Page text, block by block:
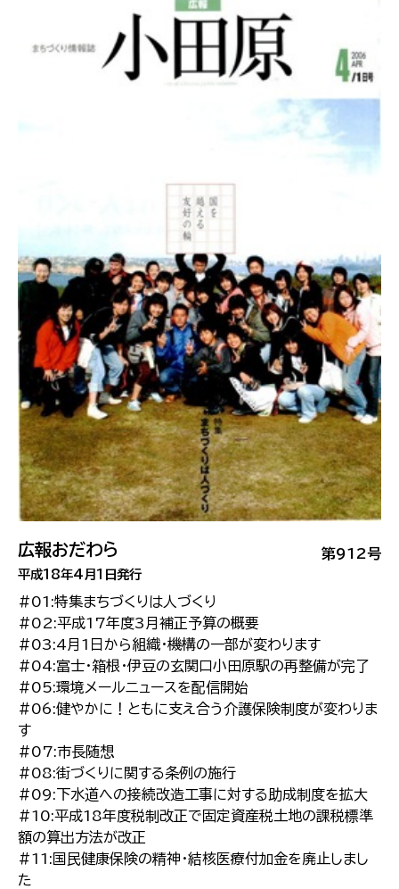
第912号
広報おだわら
平成18年4月1日発行
#01:特集まちづくりは人づくり
#02:平成17年度3月補正予算の概要
#03:4月1日から組織・機構の一部が変わります
#04:富士・箱根・伊豆の玄関口小田原駅の再整備が完了
#05:環境メールニュースを配信開始
#06:健やかに！ともに支え合う介護保険制度が変わりま
す
#07:市長随想
#08:街づくりに関する条例の施行
#09:下水道への接続改造工事に対する助成制度を拡大
#10:平成18年度税制改正で固定資産税土地の課税標準
額の算出方法が改正
#11:国民健康保険の精神・結核医療付加金を廃止しまし
た